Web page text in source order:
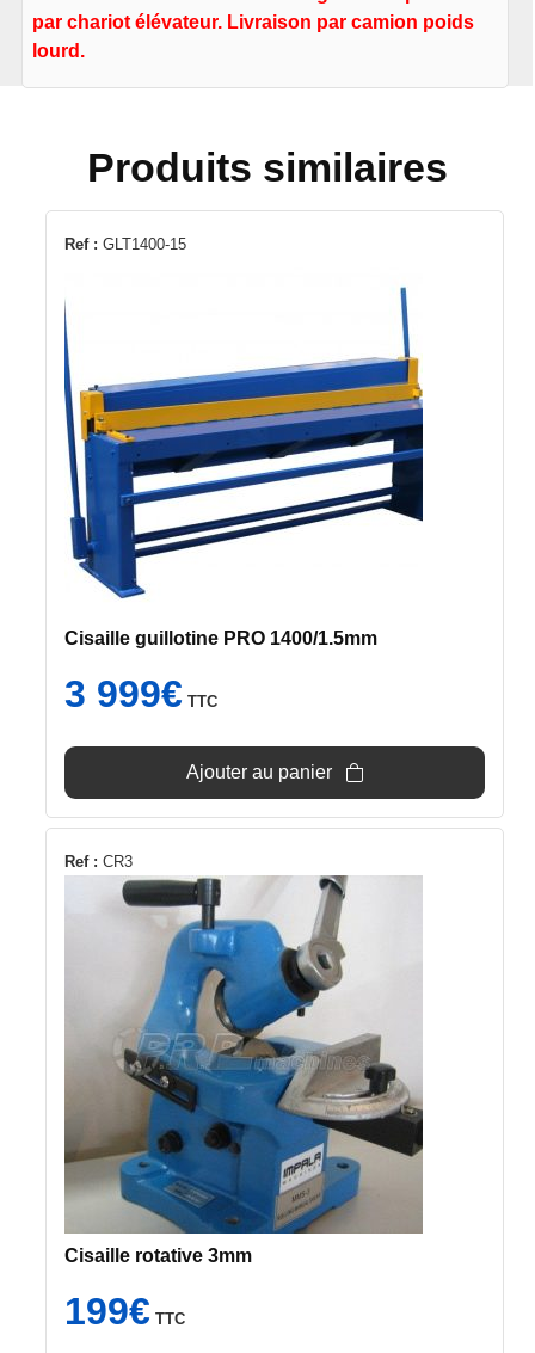
par chariot élévateur. Livraison par camion poids
lourd.
Produits similaires
Ref : GLT1400-15
Cisaille guillotine PRO 1400/1.5mm
3 999€ TTC
Ajouter au panier
Ref : CR3
Cisaille rotative 3mm
199€ TTC